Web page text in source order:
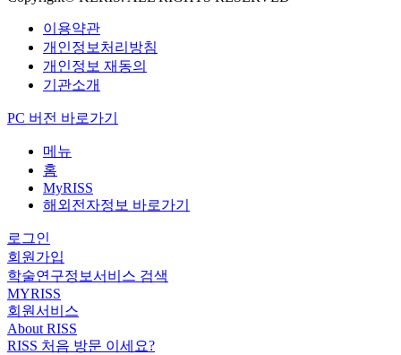
이용약관
개인정보처리방침
개인정보 재동의
기관소개
PC 버전 바로가기
메뉴
홈
MyRISS
해외전자정보 바로가기
로그인
회원가입
학술연구정보서비스 검색
MYRISS
회원서비스
About RISS
RISS 처음 방문 이세요?